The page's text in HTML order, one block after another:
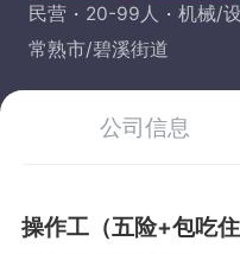
民营 20-99人
机械/
常熟市/碧溪街道
公司信息
操作工（五险+包吃住